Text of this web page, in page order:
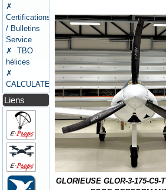
✗
Certifications
/ Bulletins
Service
✗ TBO
hélices
✗
CALCULATEURS
Liens
GLORIEUSE GLOR-3-175-C9-